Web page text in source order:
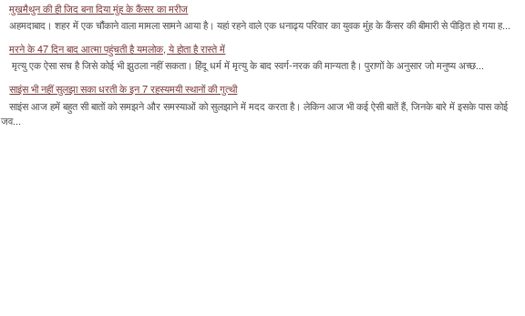
मुखमैथुन की ही जिद बना दिया मुंह के कैंसर का मरीज
अहमदाबाद। शहर में एक चौंकाने वाला मामला सामने आया है। यहां रहने वाले एक धनाढ्य परिवार का युवक मुंंह के कैंसर की बीमारी से पीड़ित हो गया ह...
मरने के 47 दिन बाद आत्मा पहुंचती है यमलोक, ये होता है रास्ते में
मृत्यु एक ऐसा सच है जिसे कोई भी झुठला नहीं सकता। हिंदू धर्म में मृत्यु के बाद स्वर्ग-नरक की मान्यता है। पुराणों के अनुसार जो मनुष्य अच्छ...
साइंस भी नहीं सुलझा सका धरती के इन 7 रहस्यमयी स्थानों की गुत्थी
साइंस आज हमें बहुत सी बातों को समझने और समस्याओं को सुलझाने में मदद करता है। लेकिन आज भी कई ऐसी बातें हैं, जिनके बारे में इसके पास कोई
जव...